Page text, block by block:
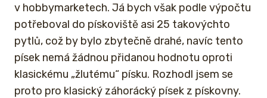
v hobbymarketech. Já bych však podle výpočtu
potřeboval do pískoviště asi 25 takovýchto
pytlů, což by bylo zbytečně drahé, navíc tento
písek nemá žádnou přidanou hodnotu oproti
klasickému „žlutému“ písku. Rozhodl jsem se
proto pro klasický záhorácký písek z pískovny.